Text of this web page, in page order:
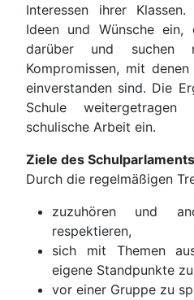
Interessen ihrer
Ideen und Wünsche ein,
darüber und suchen
Kompromissen, mit
einverstanden sind. Die
Schule
schulische Arbeit ein.
Ziele des Schulparlaments
Durch die regelmäßigen
zuzuhören und
respektieren,
sich mit Themen
eigene Standpunkte
vor einer Gruppe zu